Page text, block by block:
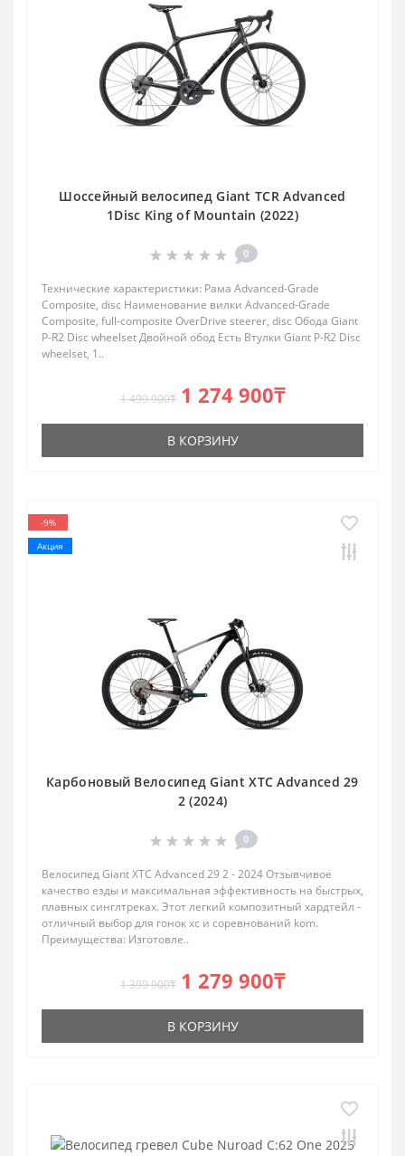
Шоссейный велосипед Giant TCR Advanced
1Disc King of Mountain (2022)
0
Технические характеристики: Рама Advanced-Grade
Composite, disc Наименование вилки Advanced-Grade
Composite, full-composite OverDrive steerer, disc Обода Giant
P-R2 Disc wheelset Двойной обод Есть Втулки Giant P-R2 Disc
wheelset, 1..
1 499 900₸ 1 274 900₸
В КОРЗИНУ
-9%
Акция
Карбоновый Велосипед Giant XTC Advanced 29
2 (2024)
0
Велосипед Giant XTC Advanced 29 2 - 2024 Отзывчивое
качество езды и максимальная эффективность на быстрых,
плавных синглтреках. Этот легкий композитный хардтейл -
отличный выбор для гонок xc и соревнований kom.
Преимущества: Изготовле..
1 399 900₸ 1 279 900₸
В КОРЗИНУ